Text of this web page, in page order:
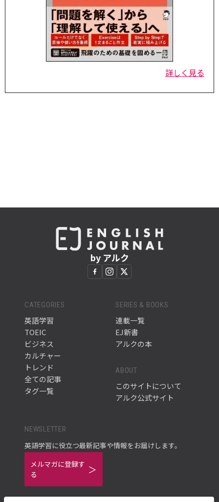
詳しく見る
by アルク
CATEGORIES
英語学習
TOEIC
ビジネス
カルチャー
トレンド
全ての記事
タグ一覧
SERIES & BOOKS
連載一覧
EJ新書
アルクの本
ABOUT
このサイトについて
アルク公式サイト
NEWSLETTER
英語学習に役立つ最新記事や情報をお届けします。
メルマガに登録す
る